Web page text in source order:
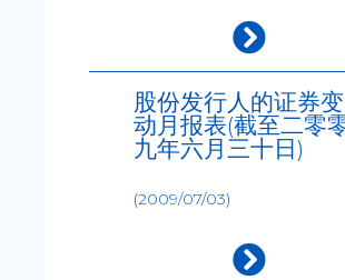
股份发行人的证券变
动月报表(截至二零
九年六月三十日)
(2009/07/03)